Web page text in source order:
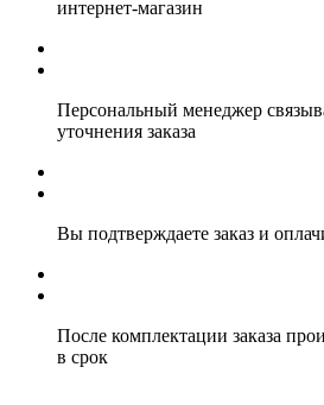
интернет-магазин
Персональный менеджер
уточнения заказа
Вы подтверждаете заказ и
После комплектации заказа
в срок